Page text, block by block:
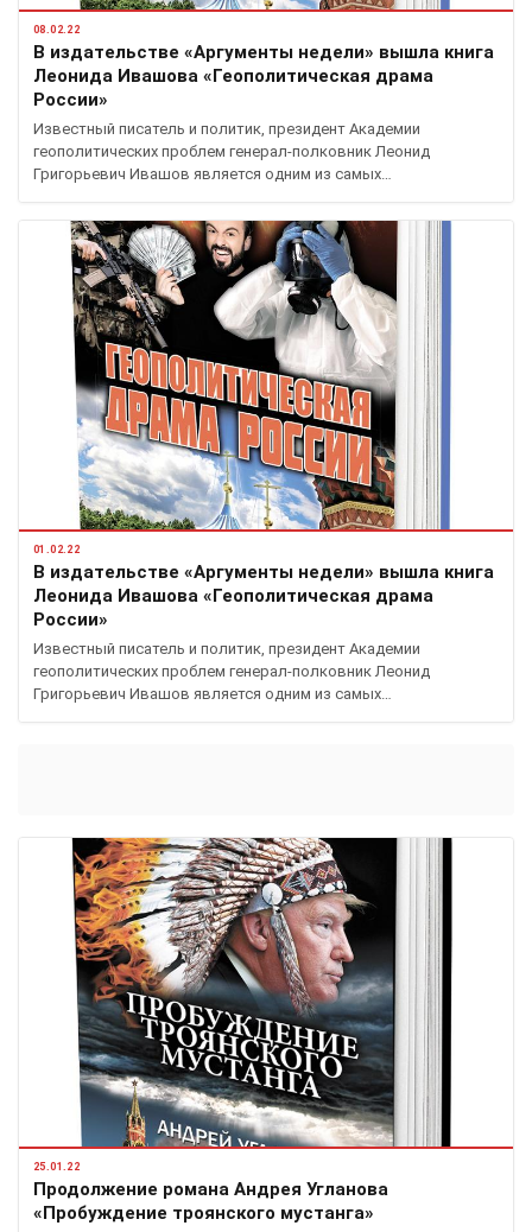
08.02.22
В издательстве «Аргументы недели» вышла книга
Леонида Ивашова «Геополитическая драма
России»
Известный писатель и политик, президент Академии
геополитических проблем генерал-полковник Леонид
Григорьевич Ивашов является одним из самых…
01.02.22
В издательстве «Аргументы недели» вышла книга
Леонида Ивашова «Геополитическая драма
России»
Известный писатель и политик, президент Академии
геополитических проблем генерал-полковник Леонид
Григорьевич Ивашов является одним из самых…
25.01.22
Продолжение романа Андрея Угланова
«Пробуждение троянского мустанга»